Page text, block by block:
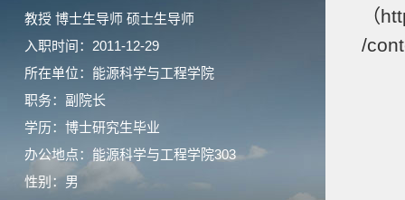
教授 博士生导师 硕士生导师
入职时间：2011-12-29
所在单位：能源科学与工程学院
职务：副院长
学历：博士研究生毕业
办公地点：能源科学与工程学院303
性别：男
（
/